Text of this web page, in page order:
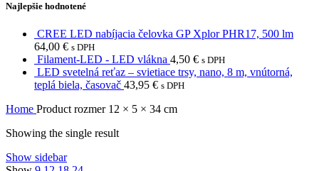
Najlepšie hodnotené
CREE LED nabíjacia čelovka GP Xplor PHR17, 500 lm
64,00 € s DPH
Filament-LED - LED vlákna 4,50 € s DPH
LED svetelná reťaz – svietiace trsy, nano, 8 m, vnútorná,
teplá biela, časovač 43,95 € s DPH
Home Product rozmer 12 × 5 × 34 cm
Showing the single result
Show sidebar